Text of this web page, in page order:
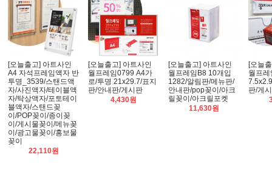
[오늘출고] 아트사인
A4 자석프레임액자 반
투명_3539/스탠드액
자/사진액자/테이블액
자/탁상액자/포토테이
블액자/스탠드꽂
이/POP꽂이/종이꽂
이/게시물꽂이/메뉴꽂
이/광고물꽂이/홍보물
꽂이
22,110원
[오늘출고] 아트사인
월프레임0799 A4가
로/투명 21x29.7/표지
판/안내판/게시판
4,430원
[오늘출고] 아트사인
월프레임B8 10개입
1282/알림판/메뉴판/
안내판/pop꽂이/아크
릴꽂이/아크릴포켓
11,630원
[오늘
월프
판/게